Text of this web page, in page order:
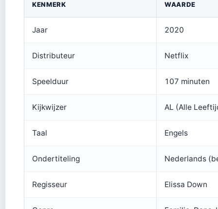
KENMERK WAARDE
Jaar 2020
Distributeur Netflix
Speelduur 107 minuten
Kijkwijzer AL (Alle
Taal Engels
Ondertiteling Nederlands
Regisseur Elissa Down